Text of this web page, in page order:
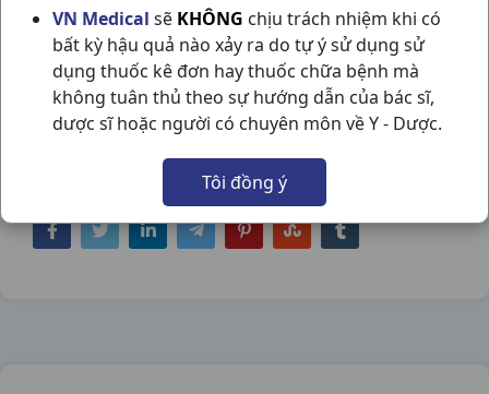
VN Medical sẽ KHÔNG chịu trách nhiệm khi có
bất kỳ hậu quả nào xảy ra do tự ý sử dụng sử
dụng thuốc kê đơn hay thuốc chữa bệnh mà
không tuân thủ theo sự hướng dẫn của bác sĩ,
dược sĩ hoặc người có chuyên môn về Y - Dược.
Tôi đồng ý
HADA LAPO PRO ANTI AGING T80GR
ROHTO
NSX:Rohto
Nhóm hàng:
Hóa - Mỹ Phẩm,
Chia sẻ qua mạng xã hội: